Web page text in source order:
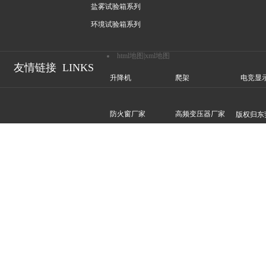
盐雾试验箱系列
环境试验箱系列
友情链接 LINKS
html地图 xml地图
升降机 爬架 电竞显
防火窗厂家 高频变压器厂家 版权归